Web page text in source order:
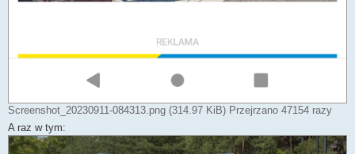
Screenshot_20230911-084313.png (314.97 KiB) Przejrzano 47154 razy
A raz w tym: